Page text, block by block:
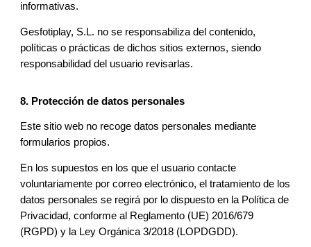
informativas.
Gesfotiplay, S.L. no se responsabiliza del contenido,
políticas o prácticas de dichos sitios externos, siendo
responsabilidad del usuario revisarlas.
8. Protección de datos personales
Este sitio web no recoge datos personales mediante
formularios propios.
En los supuestos en los que el usuario contacte
voluntariamente por correo electrónico, el tratamiento de los
datos personales se regirá por lo dispuesto en la Política de
Privacidad, conforme al Reglamento (UE) 2016/679
(RGPD) y la Ley Orgánica 3/2018 (LOPDGDD).